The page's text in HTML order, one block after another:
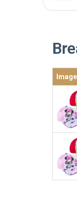
Image